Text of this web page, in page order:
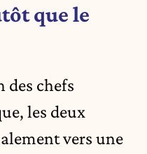
que le
des chefs
les deux
vers une